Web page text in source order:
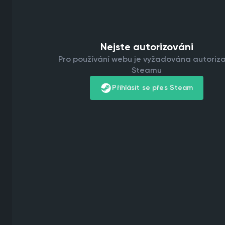
Nejste autorizováni
Pro používání webu je vyžadována
Steamu
Přihlásit se přes Steam